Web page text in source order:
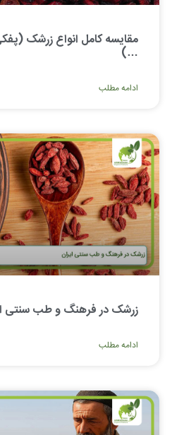
مقایسه کامل انواع زرشک
…)
ادامه مطلب
زرشک در فرهنگ و طب سنتی
ادامه مطلب